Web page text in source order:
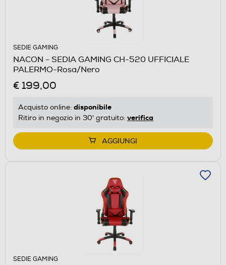
SEDIE GAMING
NACON - SEDIA GAMING CH-520 UFFICIALE
PALERMO-Rosa/Nero
€ 199,00
Acquisto online: disponibile
Ritiro in negozio in 30' gratuito: verifica
AGGIUNGI
SEDIE GAMING